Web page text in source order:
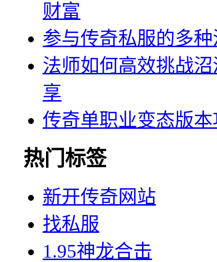
财富
参与传奇私服的多
法师如何高效挑战
享
传奇单职业变态版
热门标签
新开传奇网站
找私服
1.95神龙合击